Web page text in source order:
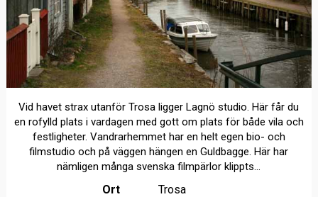
Vid havet strax utanför Trosa ligger Lagnö studio. Här får du
en rofylld plats i vardagen med gott om plats för både vila och
festligheter. Vandrarhemmet har en helt egen bio- och
filmstudio och på väggen hängen en Guldbagge. Här har
nämligen många svenska filmpärlor klippts...
Ort Trosa